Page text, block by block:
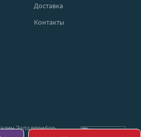
Доставка
Контакты
Западприбор